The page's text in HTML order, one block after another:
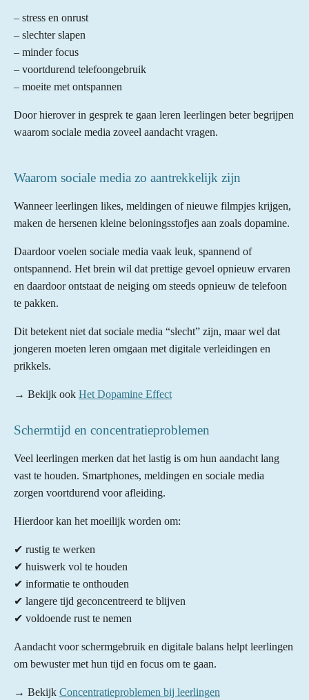
– stress en onrust
– slechter slapen
– minder focus
– voortdurend telefoongebruik
– moeite met ontspannen
Door hierover in gesprek te gaan leren leerlingen beter begrijpen
waarom sociale media zoveel aandacht vragen.
Waarom sociale media zo aantrekkelijk zijn
Wanneer leerlingen likes, meldingen of nieuwe filmpjes krijgen,
maken de hersenen kleine beloningsstofjes aan zoals dopamine.
Daardoor voelen sociale media vaak leuk, spannend of
ontspannend. Het brein wil dat prettige gevoel opnieuw ervaren
en daardoor ontstaat de neiging om steeds opnieuw de telefoon
te pakken.
Dit betekent niet dat sociale media “slecht” zijn, maar wel dat
jongeren moeten leren omgaan met digitale verleidingen en
prikkels.
→ Bekijk ook Het Dopamine Effect
Schermtijd en concentratieproblemen
Veel leerlingen merken dat het lastig is om hun aandacht lang
vast te houden. Smartphones, meldingen en sociale media
zorgen voortdurend voor afleiding.
Hierdoor kan het moeilijk worden om:
✔ rustig te werken
✔ huiswerk vol te houden
✔ informatie te onthouden
✔ langere tijd geconcentreerd te blijven
✔ voldoende rust te nemen
Aandacht voor schermgebruik en digitale balans helpt leerlingen
om bewuster met hun tijd en focus om te gaan.
→ Bekijk Concentratieproblemen bij leerlingen